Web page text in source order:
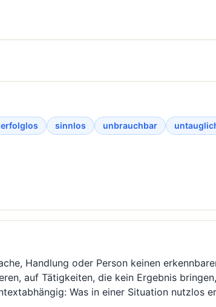
erfolglos sinnlos unbrauchbar
Handlung oder Person keinen
auf Tätigkeiten, die kein Ergebnis
Was in einer Situation nutzlos